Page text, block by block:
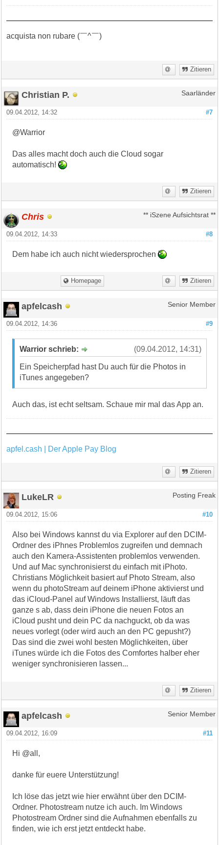
acquista non rubare (￣^￣)ゞ
Zitieren
Christian P. Saarländer
#7
09.04.2012, 14:32
@Warrior
Das alles macht doch auch die Cloud sogar
automatisch!
Zitieren
Chris ** iSzene Aufsichtsrat **
#8
09.04.2012, 14:33
Dem habe ich auch nicht wiedersprochen
Homepage Zitieren
apfelcash Senior Member
#9
09.04.2012, 14:36
(09.04.2012, 14:31)
Warrior schrieb:
Ein Speicherpfad hast Du auch für die Photos in
iTunes angegeben?
Auch das, ist echt seltsam. Schaue mir mal das App an.
apfel.cash | Der Apple Pay Blog
Zitieren
LukeLR Posting Freak
#10
09.04.2012, 15:06
Also bei Windows kannst du via Explorer auf den DCIM-
Ordner des iPhnes Problemlos zugreifen und demnach
auch den Kamera-Assistenten problemlos verwenden.
Und auf Mac synchronisierst du einfach mit iPhoto.
Christians Möglichkeit basiert auf Photo Stream, also
wenn du photoStream auf deinem iPhone aktivierst und
das iCloud-Panel auf Windows Installierst, läuft das
ganze s ab, dass dein iPhone die neuen Fotos an
iCloud pusht und dein PC da nachguckt, ob da was
neues vorlegt (oder wird auch an den PC gepusht?)
Das sind die zwei wohl besten Möglichkeiten, über
iTunes würde ich die Fotos des Comfortes halber eher
weniger synchronisieren lassen...
Zitieren
apfelcash Senior Member
#11
09.04.2012, 16:09
Hi @all,
danke für euere Unterstützung!
Ich löse das jetzt wie hier erwähnt über den DCIM-
Ordner. Photostream nutze ich auch. Im Windows
Photostream Ordner sind die Aufnahmen ebenfalls zu
finden, wie ich erst jetzt entdeckt habe.